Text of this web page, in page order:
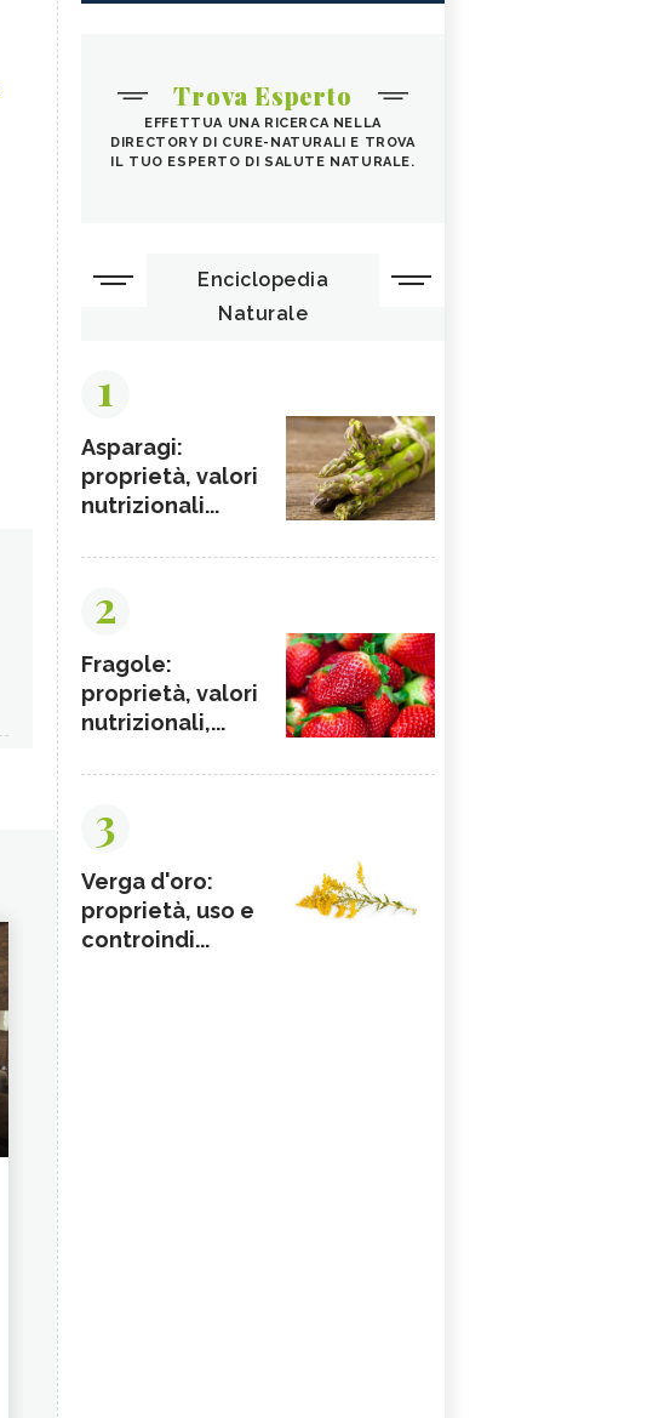
Trova Esperto
EFFETTUA UNA RICERCA NELLA
DIRECTORY DI CURE-NATURALI E TROVA
IL TUO ESPERTO DI SALUTE NATURALE.
Enciclopedia
Naturale
1
Asparagi:
proprietà, valori
nutrizionali...
2
Fragole:
proprietà, valori
nutrizionali,...
3
Verga d'oro:
proprietà, uso e
controindi...